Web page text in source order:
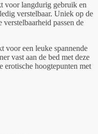
voor langdurig gebruik en
verstelbaar. Uniek op de
passen de
voor een leuke spannende
vast aan de bed met deze
erotische hoogtepunten met